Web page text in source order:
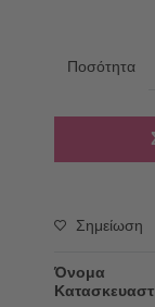
Ποσότητα
Σημείωση
Όνομα